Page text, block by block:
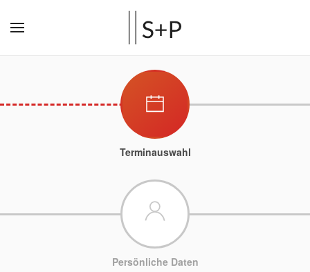
Terminauswahl
Persönliche Daten